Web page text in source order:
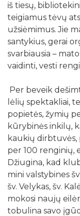
iš tiesų,
teigiamus tėvų
užsiėmimus. Jie
santykius, gerai
svarbiausia –
vaidinti, vesti
Per beveik
lėlių spektakliai,
popietės, žymių
kūrybinės inkilų,
kaukių dirbtuvės,
per 100 renginių,
Džiugina, kad
mini valstybines
šv. Velykas, šv.
mokosi naujų
tobulina savo